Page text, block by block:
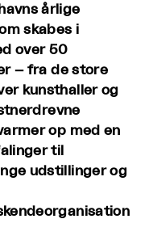
årlige
skabes i
over 50
– fra de store
kunsthaller og
op med en
til
udstillinger og